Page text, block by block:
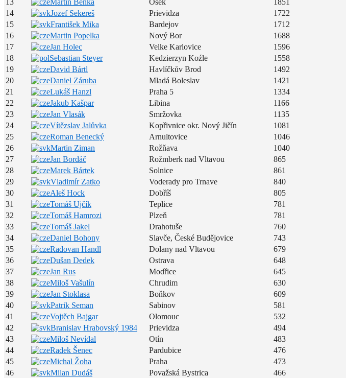
13
Martin Beňka Osek
1851
14
Jozef Sekereš Prievidza
1722
15
František Mika Bardejov
1712
16
Martin Popelka Nový Bor
1688
17
Jan Holec Velke Karlovice
1596
18
Sebastian Steyer Kedzierzyn Koźle
1558
19
David Bártl Havlíčkův Brod
1492
20
Daniel Záruba Mladá Boleslav
1421
21
Lukáš Hanzl Praha 5
1334
22
Jakub Kašpar Libina
1166
23
Jan Vlasák Smržovka
1135
24
Vítězslav Jalůvka Kopřivnice okr. Nový Jičín
1081
25
Roman Benecký Arnultovice
1046
26
Martin Ziman Rožňava
1040
27
Jan Bordáč Rožmberk nad Vltavou
865
28
Marek Bártek Solnice
861
29
Vladimír Zatko Voderady pro Trnave
840
30
Aleš Hock Dobříš
805
31
Tomáš Ujčík Teplice
781
32
Tomáš Hamrozi Plzeň
781
33
Tomáš Jakel Drahotuše
760
34
Daniel Bohony Slavče, České Budějovice
743
35
Radovan Handl Dolany nad Vltavou
679
36
Dušan Dedek Ostrava
648
37
Jan Rus Modřice
645
38
Miloš Vašulín Chrudim
630
39
Jan Stoklasa Boňkov
609
40
Patrik Seman Sabinov
581
41
Vojtěch Bajgar Olomouc
532
42
Branislav Hrabovský 1984 Prievidza
494
43
Miloš Nevídal Otín
483
44
Radek Šenec Pardubice
476
45
Michal Žoha Praha
473
46
Milan Dudáš Považská Bystrica
466